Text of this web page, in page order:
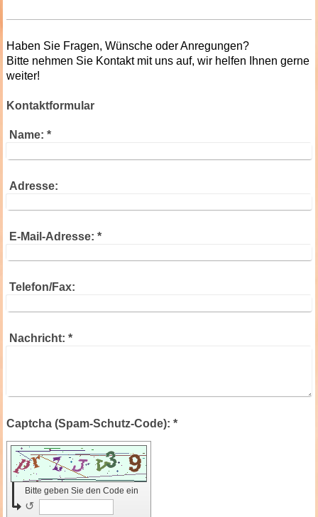
Haben Sie Fragen, Wünsche oder Anregungen?
Bitte nehmen Sie Kontakt mit uns auf, wir helfen Ihnen gerne
weiter!
Kontaktformular
Name: *
Adresse:
E-Mail-Adresse: *
Telefon/Fax:
Nachricht: *
Captcha (Spam-Schutz-Code): *
Bitte geben Sie den Code ein
↺